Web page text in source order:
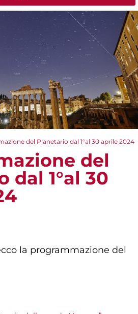
del Planetario dal 1°al 30 aprile 2024
del
dal 1°al 30
la programmazione del